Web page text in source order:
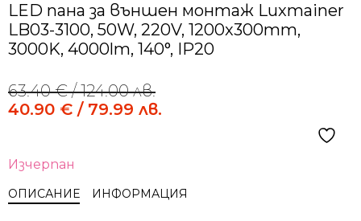
LED пана за външен монтаж Luxmainer
LB03-3100, 50W, 220V, 1200x300mm,
3000K, 4000lm, 140°, IP20
63.40€/ 124.00 лв.
Original
price
/
124.00 лв..
40.90 € / 79.99 лв.
Current
price
/
79.99 лв..
Изчерпан
ОПИСАНИЕ ИНФОРМАЦИЯ